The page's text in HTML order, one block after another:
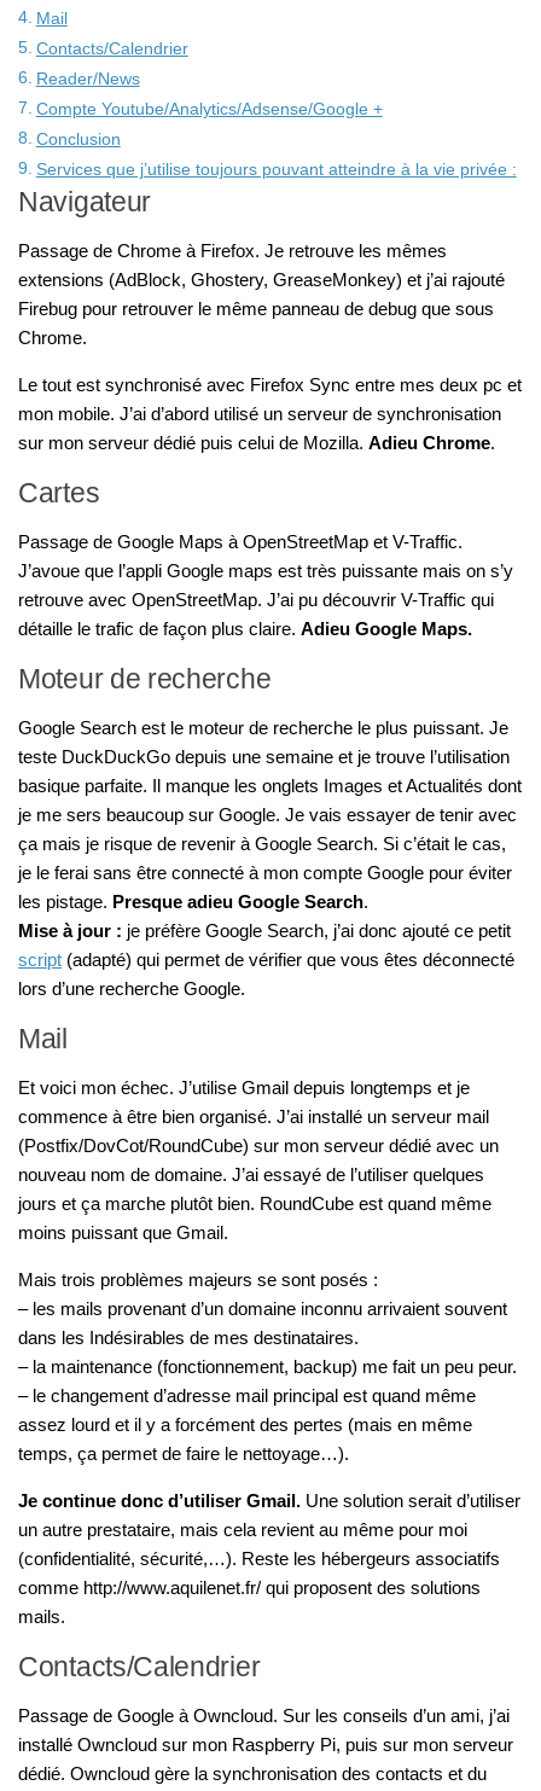
Mail
Contacts/Calendrier
Reader/News
Compte Youtube/Analytics/Adsense/Google +
Conclusion
Services que j’utilise toujours pouvant atteindre à la vie privée :
Navigateur
Passage de Chrome à Firefox. Je retrouve les mêmes
extensions (AdBlock, Ghostery, GreaseMonkey) et j’ai rajouté
Firebug pour retrouver le même panneau de debug que sous
Chrome.
Le tout est synchronisé avec Firefox Sync entre mes deux pc et
mon mobile. J’ai d’abord utilisé un serveur de synchronisation
sur mon serveur dédié puis celui de Mozilla. Adieu Chrome.
Cartes
Passage de Google Maps à OpenStreetMap et V-Traffic.
J’avoue que l’appli Google maps est très puissante mais on s’y
retrouve avec OpenStreetMap. J’ai pu découvrir V-Traffic qui
détaille le trafic de façon plus claire. Adieu Google Maps.
Moteur de recherche
Google Search est le moteur de recherche le plus puissant. Je
teste DuckDuckGo depuis une semaine et je trouve l’utilisation
basique parfaite. Il manque les onglets Images et Actualités dont
je me sers beaucoup sur Google. Je vais essayer de tenir avec
ça mais je risque de revenir à Google Search. Si c’était le cas,
je le ferai sans être connecté à mon compte Google pour éviter
les pistage. Presque adieu Google Search.
Mise à jour : je préfère Google Search, j’ai donc ajouté ce petit
script (adapté) qui permet de vérifier que vous êtes déconnecté
lors d’une recherche Google.
Mail
Et voici mon échec. J’utilise Gmail depuis longtemps et je
commence à être bien organisé. J’ai installé un serveur mail
(Postfix/DovCot/RoundCube) sur mon serveur dédié avec un
nouveau nom de domaine. J’ai essayé de l’utiliser quelques
jours et ça marche plutôt bien. RoundCube est quand même
moins puissant que Gmail.
Mais trois problèmes majeurs se sont posés :
– les mails provenant d’un domaine inconnu arrivaient souvent
dans les Indésirables de mes destinataires.
– la maintenance (fonctionnement, backup) me fait un peu peur.
– le changement d’adresse mail principal est quand même
assez lourd et il y a forcément des pertes (mais en même
temps, ça permet de faire le nettoyage…).
Je continue donc d’utiliser Gmail. Une solution serait d’utiliser
un autre prestataire, mais cela revient au même pour moi
(confidentialité, sécurité,…). Reste les hébergeurs associatifs
comme http://www.aquilenet.fr/ qui proposent des solutions
mails.
Contacts/Calendrier
Passage de Google à Owncloud. Sur les conseils d’un ami, j’ai
installé Owncloud sur mon Raspberry Pi, puis sur mon serveur
dédié. Owncloud gère la synchronisation des contacts et du